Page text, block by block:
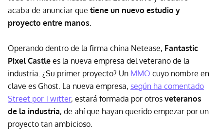
acaba de anunciar que tiene un nuevo estudio y
proyecto entre manos.
Operando dentro de la firma china Netease, Fantastic
Pixel Castle es la nueva empresa del veterano de la
industria. ¿Su primer proyecto? Un MMO cuyo nombre en
clave es Ghost. La nueva empresa, según ha comentado
Street por Twitter, estará formada por otros veteranos
de la industria, de ahí que hayan querido empezar por un
proyecto tan ambicioso.